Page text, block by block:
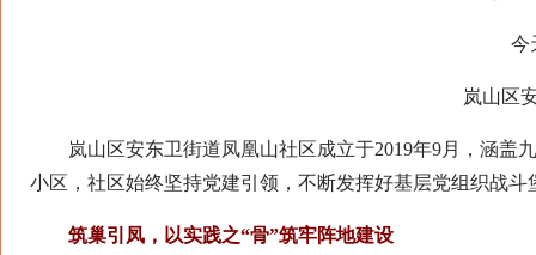
今天
岚山区安
岚山区安东卫街道凤凰山社区成立于2019年9月，涵盖
小区，社区始终坚持党建引领，不断发挥好基层党组织战
筑巢引凤，以实践之“骨”筑牢阵地建设